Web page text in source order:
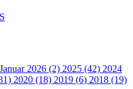
Januar 2026 (2) 2025 (42) 2024
2020 (18) 2019 (6) 2018 (19)